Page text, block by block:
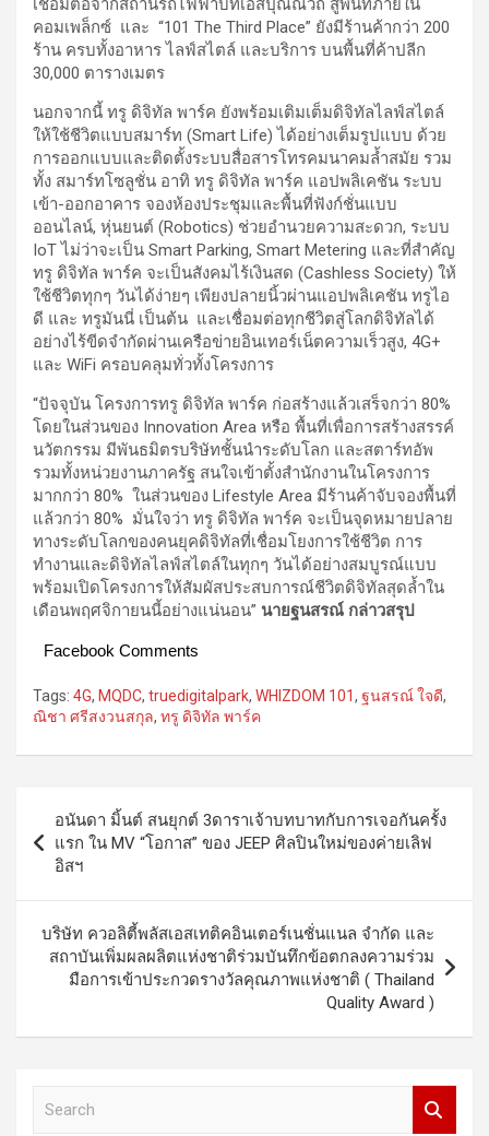
เชื่อมต่อจากสถานีรถไฟฟ้าบีทีเอสปุณณวิถี สู่พื้นที่ภายใน
คอมเพล็กซ์ และ “101 The Third Place” ยังมีร้านค้ากว่า 200
ร้าน ครบทั้งอาหาร ไลฟ์สไตล์ และบริการ บนพื้นที่ค้าปลีก
30,000 ตารางเมตร
นอกจากนี้ ทรู ดิจิทัล พาร์ค ยังพร้อมเติมเต็มดิจิทัลไลฟ์สไตล์
ให้ใช้ชีวิตแบบสมาร์ท (Smart Life) ได้อย่างเต็มรูปแบบ ด้วย
การออกแบบและติดตั้งระบบสื่อสารโทรคมนาคมล้ำสมัย รวม
ทั้ง สมาร์ทโซลูชั่น อาทิ ทรู ดิจิทัล พาร์ค แอปพลิเคชัน ระบบ
เข้า-ออกอาคาร จองห้องประชุมและพื้นที่ฟังก์ชั่นแบบ
ออนไลน์, หุ่นยนต์ (Robotics) ช่วยอำนวยความสะดวก, ระบบ
IoT ไม่ว่าจะเป็น Smart Parking, Smart Metering และที่สำคัญ
ทรู ดิจิทัล พาร์ค จะเป็นสังคมไร้เงินสด (Cashless Society) ให้
ใช้ชีวิตทุกๆ วันได้ง่ายๆ เพียงปลายนิ้วผ่านแอปพลิเคชัน ทรูไอ
ดี และ ทรูมันนี่ เป็นต้น และเชื่อมต่อทุกชีวิตสู่โลกดิจิทัลได้
อย่างไร้ขีดจำกัดผ่านเครือข่ายอินเทอร์เน็ตความเร็วสูง, 4G+
และ WiFi ครอบคลุมทั่วทั้งโครงการ
“ปัจจุบัน โครงการทรู ดิจิทัล พาร์ค ก่อสร้างแล้วเสร็จกว่า 80%
โดยในส่วนของ Innovation Area หรือ พื้นที่เพื่อการสร้างสรรค์
นวัตกรรม มีพันธมิตรบริษัทชั้นนำระดับโลก และสตาร์ทอัพ
รวมทั้งหน่วยงานภาครัฐ สนใจเข้าตั้งสำนักงานในโครงการ
มากกว่า 80% ในส่วนของ Lifestyle Area มีร้านค้าจับจองพื้นที่
แล้วกว่า 80% มั่นใจว่า ทรู ดิจิทัล พาร์ค จะเป็นจุดหมายปลาย
ทางระดับโลกของคนยุคดิจิทัลที่เชื่อมโยงการใช้ชีวิต การ
ทำงานและดิจิทัลไลฟ์สไตล์ในทุกๆ วันได้อย่างสมบูรณ์แบบ
พร้อมเปิดโครงการให้สัมผัสประสบการณ์ชีวิตดิจิทัลสุดล้ำใน
เดือนพฤศจิกายนนี้อย่างแน่นอน” นายฐนสรณ์ กล่าวสรุป
Facebook Comments
Tags: 4G, MQDC, truedigitalpark, WHIZDOM 101, ฐนสรณ์ ใจดี,
ณิชา ศรีสงวนสกุล, ทรู ดิจิทัล พาร์ค
navigation
อนันดา มิ้นต์ สนยุกต์ 3ดาราเจ้าบทบาทกับการเจอกันครั้ง
แรก ใน MV “โอกาส” ของ JEEP ศิลปินใหม่ของค่ายเลิฟ
อิสฯ
บริษัท ควอลิตี้พลัสเอสเทติคอินเตอร์เนชั่นแนล จำกัด และ
สถาบันเพิ่มผลผลิตแห่งชาติร่วมบันทึกข้อตกลงความร่วม
มือการเข้าประกวดรางวัลคุณภาพแห่งชาติ ( Thailand
Quality Award )